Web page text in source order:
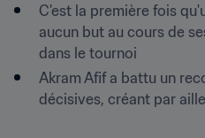
C'est la première fois
aucun but au cours de
dans le tournoi
Akram Afif a battu un
décisives, créant par